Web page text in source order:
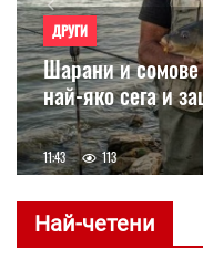
ДРУГИ
Шарани и
най-яко сега и
11:43 113
Previous
Най-четени